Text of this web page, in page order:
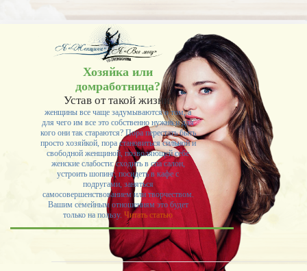
-- Лучшее, что можно сделать с хорошим советом, это пропустить его мимо
ушей. Он никогда не бывает полезен никому, кроме того, кто его дал.
-- Люблю давать советы и очень не люблю, когда их дают мне.
Хозяйка или
домработница?
Устав от такой жизни,
женщины все чаще задумываются о том, а
для чего им все это собственно нужно и для
кого они так стараются? Пора перестать быть
просто хозяйкой, пора становиться сильной и
свободной женщиной, позволяющей себе
женские слабости: сходить в спа салон,
устроить шопинг, посидеть в кафе с
подругами, заняться
самосовершенствованием или творчеством.
Вашим семейным отношениям это будет
только на пользу. Читать статью